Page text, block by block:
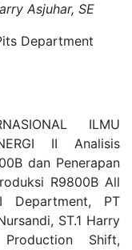
Asjuhar, SE
Department
ILMU
II Analisis
dan Penerapan
R9800B All
Department, PT
ST.1 Harry
Shift,